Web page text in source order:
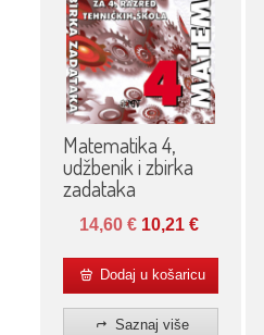
Matematika 4,
udžbenik i zbirka
zadataka
14,60€ 10,21 €
Dodaj u košaricu
Saznaj više